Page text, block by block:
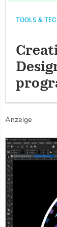
TOOLS &
Anzeige